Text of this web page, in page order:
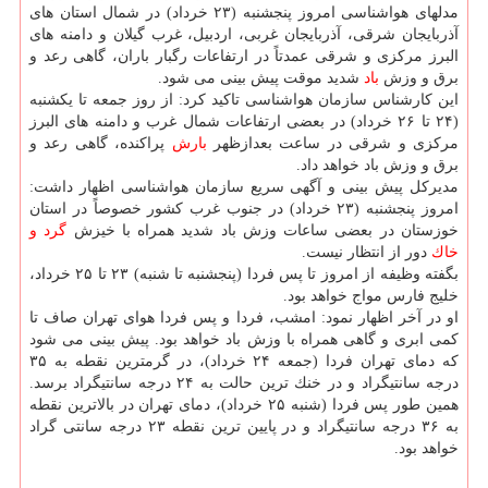
مدلهای هواشناسی امروز پنجشنبه (۲۳ خرداد) در شمال استان های
آذربایجان شرقی، آذربایجان غربی، اردبیل، غرب گیلان و دامنه های
البرز مركزی و شرقی عمدتاً در ارتفاعات رگبار باران، گاهی رعد و
برق و وزش باد شدید موقت پیش بینی می شود.
این كارشناس سازمان هواشناسی تاكید كرد: از روز جمعه تا یكشنبه
(۲۴ تا ۲۶ خرداد) در بعضی ارتفاعات شمال غرب و دامنه های البرز
مركزی و شرقی در ساعت بعدازظهر بارش پراكنده، گاهی رعد و
برق و وزش باد خواهد داد.
مدیركل پیش بینی و آگهی سریع سازمان هواشناسی اظهار داشت:
امروز پنجشنبه (۲۳ خرداد) در جنوب غرب كشور خصوصاً در استان
خوزستان در بعضی ساعات وزش باد شدید همراه با خیزش گرد و
خاك دور از انتظار نیست.
بگفته وظیفه از امروز تا پس فردا (پنجشنبه تا شنبه) ۲۳ تا ۲۵ خرداد،
خلیج فارس مواج خواهد بود.
او در آخر اظهار نمود: امشب، فردا و پس فردا هوای تهران صاف تا
كمی ابری و گاهی همراه با وزش باد خواهد بود. پیش بینی می شود
كه دمای تهران فردا (جمعه ۲۴ خرداد)، در گرمترین نقطه به ۳۵
درجه سانتیگراد و در خنك ترین حالت به ۲۴ درجه سانتیگراد برسد.
همین طور پس فردا (شنبه ۲۵ خرداد)، دمای تهران در بالاترین نقطه
به ۳۶ درجه سانتیگراد و در پایین ترین نقطه ۲۳ درجه سانتی گراد
خواهد بود.